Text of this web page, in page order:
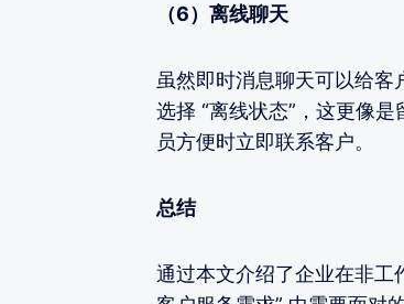
（6）离线聊天
虽然即时消息聊天可以给
选择 “离线状态”，这更像
员方便时立即联系客户。
总结
通过本文介绍了企业在非工